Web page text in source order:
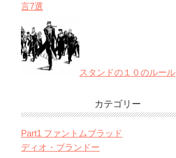
言7選
スタンドの１０のルール
カテゴリー
Part1 ファントムブラッド
ディオ・ブランドー